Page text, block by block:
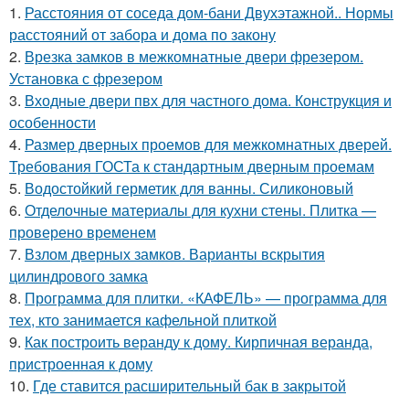
1. Расстояния от соседа дом-бани Двухэтажной.. Нормы
расстояний от забора и дома по закону
2. Врезка замков в межкомнатные двери фрезером.
Установка с фрезером
3. Входные двери пвх для частного дома. Конструкция и
особенности
4. Размер дверных проемов для межкомнатных дверей.
Требования ГОСТа к стандартным дверным проемам
5. Водостойкий герметик для ванны. Силиконовый
6. Отделочные материалы для кухни стены. Плитка —
проверено временем
7. Взлом дверных замков. Варианты вскрытия
цилиндрового замка
8. Программа для плитки. «КАФЕЛЬ» — программа для
тех, кто занимается кафельной плиткой
9. Как построить веранду к дому. Кирпичная веранда,
пристроенная к дому
10. Где ставится расширительный бак в закрытой